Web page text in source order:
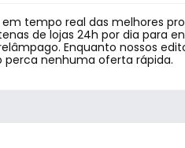
tempo real das melhores
de lojas 24h por dia para
Enquanto nossos
nenhuma oferta rápida.